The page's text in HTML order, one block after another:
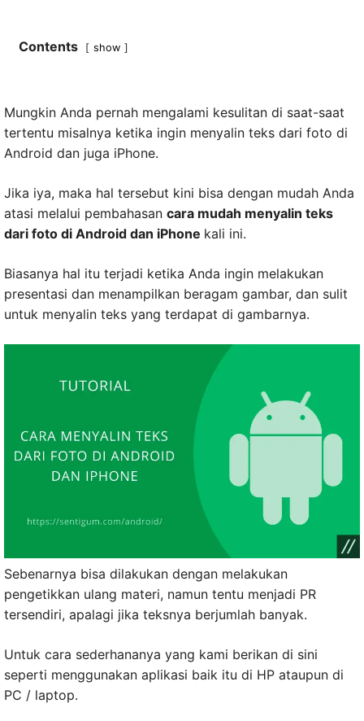
Contents show
Mungkin Anda pernah mengalami kesulitan di saat-saat
tertentu misalnya ketika ingin menyalin teks dari foto di
Android dan juga iPhone.
Jika iya, maka hal tersebut kini bisa dengan mudah Anda
atasi melalui pembahasan cara mudah menyalin teks
dari foto di Android dan iPhone kali ini.
Biasanya hal itu terjadi ketika Anda ingin melakukan
presentasi dan menampilkan beragam gambar, dan sulit
untuk menyalin teks yang terdapat di gambarnya.
Sebenarnya bisa dilakukan dengan melakukan
pengetikkan ulang materi, namun tentu menjadi PR
tersendiri, apalagi jika teksnya berjumlah banyak.
Untuk cara sederhananya yang kami berikan di sini
seperti menggunakan aplikasi baik itu di HP ataupun di
PC / laptop.